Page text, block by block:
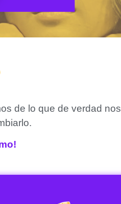
de lo que de verdad nos